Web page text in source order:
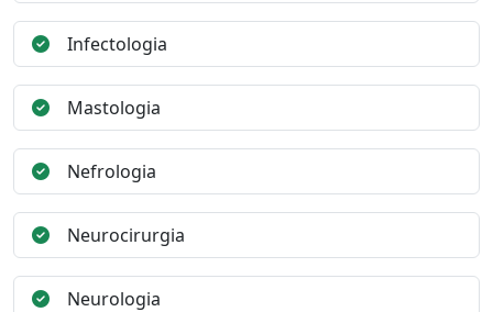
Infectologia
Mastologia
Nefrologia
Neurocirurgia
Neurologia